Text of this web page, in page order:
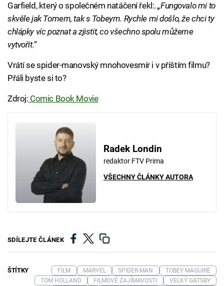
Garfield, který o společném natáčení řekl:. „Fungovalo mi to
skvěle jak Tomem, tak s Tobeym. Rychle mi došlo, že chci ty
chlápky víc poznat a zjistit, co všechno spolu můžeme
vytvořit.“
Vrátí se spider-manovský mnohovesmír i v příštím filmu?
Přáli byste si to?
Zdroj: Comic Book Movie
Radek Londin
redaktor FTV Prima
VŠECHNY ČLÁNKY AUTORA
SDÍLEJTE ČLÁNEK
ŠTÍTKY FILM MARVEL SPIDER-MAN
TOBEY MAGUIRE
TOM HOLLAND
FILMOVÉ ZAJÍMAVOSTI VELKÝ GATSBY